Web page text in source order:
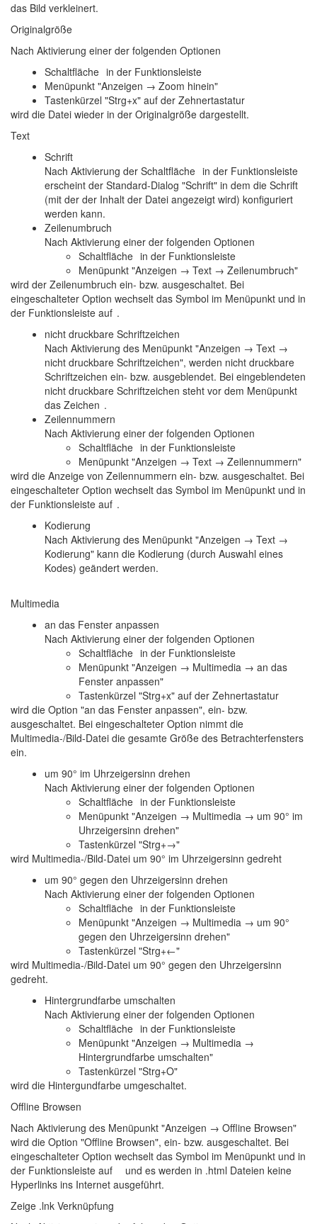
das Bild verkleinert.
Originalgröße
Nach Aktivierung einer der folgenden Optionen
Schaltfläche in der Funktionsleiste
Menüpunkt "Anzeigen → Zoom hinein"
Tastenkürzel "Strg+x" auf der Zehnertastatur
wird die Datei wieder in der Originalgröße dargestellt.
Text
Schrift
Nach Aktivierung der Schaltfläche in der Funktionsleiste
erscheint der Standard-Dialog "Schrift" in dem die Schrift
(mit der der Inhalt der Datei angezeigt wird) konfiguriert
werden kann.
Zeilenumbruch
Nach Aktivierung einer der folgenden Optionen
Schaltfläche in der Funktionsleiste
Menüpunkt "Anzeigen → Text → Zeilenumbruch"
wird der Zeilenumbruch ein- bzw. ausgeschaltet. Bei
eingeschalteter Option wechselt das Symbol im Menüpunkt und in
der Funktionsleiste auf .
nicht druckbare Schriftzeichen
Nach Aktivierung des Menüpunkt "Anzeigen → Text →
nicht druckbare Schriftzeichen", werden nicht druckbare
Schriftzeichen ein- bzw. ausgeblendet. Bei eingeblendeten
nicht druckbare Schriftzeichen steht vor dem Menüpunkt
das Zeichen .
Zeilennummern
Nach Aktivierung einer der folgenden Optionen
Schaltfläche in der Funktionsleiste
Menüpunkt "Anzeigen → Text → Zeilennummern"
wird die Anzeige von Zeilennummern ein- bzw. ausgeschaltet. Bei
eingeschalteter Option wechselt das Symbol im Menüpunkt und in
der Funktionsleiste auf .
Kodierung
Nach Aktivierung des Menüpunkt "Anzeigen → Text →
Kodierung" kann die Kodierung (durch Auswahl eines
Kodes) geändert werden.
Multimedia
an das Fenster anpassen
Nach Aktivierung einer der folgenden Optionen
Schaltfläche in der Funktionsleiste
Menüpunkt "Anzeigen → Multimedia → an das
Fenster anpassen"
Tastenkürzel "Strg+x" auf der Zehnertastatur
wird die Option "an das Fenster anpassen", ein- bzw.
ausgeschaltet. Bei eingeschalteter Option nimmt die
Multimedia-/Bild-Datei die gesamte Größe des Betrachterfensters
ein.
um 90° im Uhrzeigersinn drehen
Nach Aktivierung einer der folgenden Optionen
Schaltfläche in der Funktionsleiste
Menüpunkt "Anzeigen → Multimedia → um 90° im
Uhrzeigersinn drehen"
Tastenkürzel "Strg+→"
wird Multimedia-/Bild-Datei um 90° im Uhrzeigersinn gedreht
um 90° gegen den Uhrzeigersinn drehen
Nach Aktivierung einer der folgenden Optionen
Schaltfläche in der Funktionsleiste
Menüpunkt "Anzeigen → Multimedia → um 90°
gegen den Uhrzeigersinn drehen"
Tastenkürzel "Strg+←"
wird Multimedia-/Bild-Datei um 90° gegen den Uhrzeigersinn
gedreht.
Hintergrundfarbe umschalten
Nach Aktivierung einer der folgenden Optionen
Schaltfläche in der Funktionsleiste
Menüpunkt "Anzeigen → Multimedia →
Hintergrundfarbe umschalten"
Tastenkürzel "Strg+O"
wird die Hintergundfarbe umgeschaltet.
Offline Browsen
Nach Aktivierung des Menüpunkt "Anzeigen → Offline Browsen"
wird die Option "Offline Browsen", ein- bzw. ausgeschaltet. Bei
eingeschalteter Option wechselt das Symbol im Menüpunkt und in
der Funktionsleiste auf
und es werden in .html Dateien keine
Hyperlinks ins Internet ausgeführt.
Zeige .lnk Verknüpfung